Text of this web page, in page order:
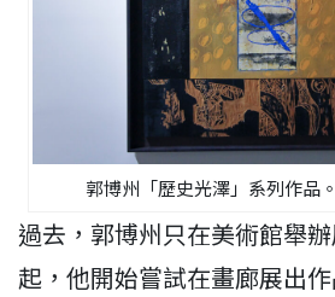
郭博州「歷史光澤」系列作品
過去，郭博州只在美術館舉
起，他開始嘗試在畫廊展出